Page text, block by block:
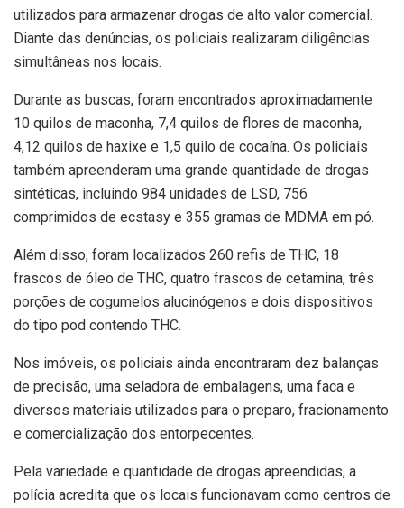
utilizados para armazenar drogas de alto valor comercial.
Diante das denúncias, os policiais realizaram diligências
simultâneas nos locais.
Durante as buscas, foram encontrados aproximadamente
10 quilos de maconha, 7,4 quilos de flores de maconha,
4,12 quilos de haxixe e 1,5 quilo de cocaína. Os policiais
também apreenderam uma grande quantidade de drogas
sintéticas, incluindo 984 unidades de LSD, 756
comprimidos de ecstasy e 355 gramas de MDMA em pó.
Além disso, foram localizados 260 refis de THC, 18
frascos de óleo de THC, quatro frascos de cetamina, três
porções de cogumelos alucinógenos e dois dispositivos
do tipo pod contendo THC.
Nos imóveis, os policiais ainda encontraram dez balanças
de precisão, uma seladora de embalagens, uma faca e
diversos materiais utilizados para o preparo, fracionamento
e comercialização dos entorpecentes.
Pela variedade e quantidade de drogas apreendidas, a
polícia acredita que os locais funcionavam como centros de